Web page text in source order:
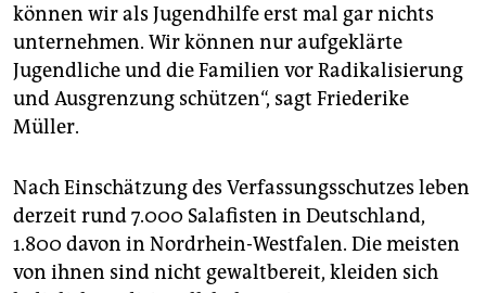
können wir als Jugendhilfe erst mal gar nichts
unternehmen. Wir können nur aufgeklärte
Jugendliche und die Familien vor Radikalisierung
und Ausgrenzung schützen“, sagt Friederike
Müller.
Nach Einschätzung des Verfassungsschutzes leben
derzeit rund 7.000 Salafisten in Deutschland,
1.800 davon in Nordrhein-Westfalen. Die meisten
von ihnen sind nicht gewaltbereit, kleiden sich